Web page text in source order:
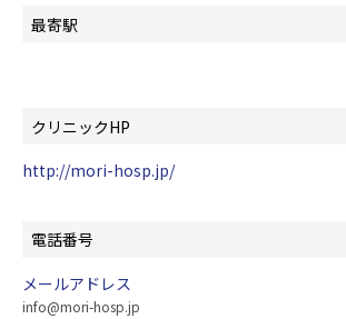
最寄駅
クリニックHP
http://mori-hosp.jp/
電話番号
メールアドレス
info@mori-hosp.jp